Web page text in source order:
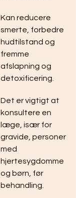
Kan reducere
smerte, forbedre
hudtilstand og
fremme
afslapning og
detoxificering.
Det er vigtigt at
konsultere en
læge, især for
gravide, personer
med
hjertesygdomme
og børn, før
behandling.